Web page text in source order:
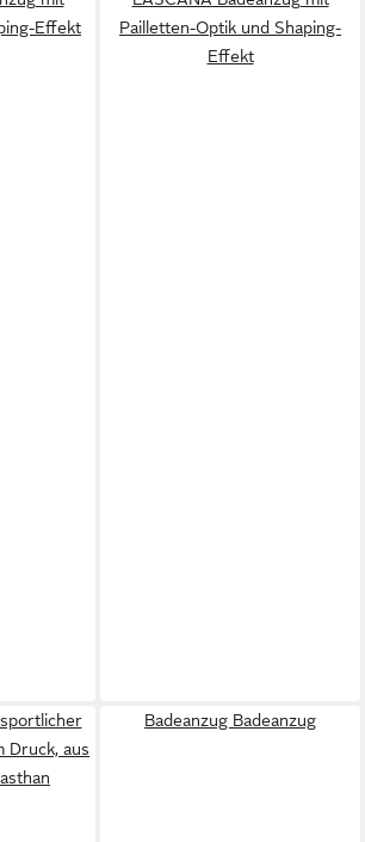
Effekt
Pailletten-Optik und Shaping-
Effekt
Druck, aus
Badeanzug Badeanzug